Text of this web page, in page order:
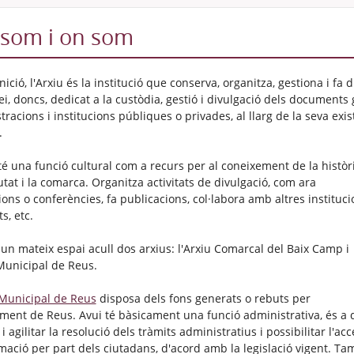
i on som
l'Arxiu és la institució que conserva, organitza, gestiona i fa
doncs, dedicat a la custòdia, gestió i divulgació dels
i institucions públiques o privades, al llarg de la seva
una funció cultural com a recurs per al coneixement de la
i la comarca. Organitza activitats de divulgació, com ara
o conferències, fa publicacions, col·labora amb altres
etc.
un mateix espai acull dos arxius: l'Arxiu Comarcal del Baix Camp i
de Reus.
de Reus disposa dels fons generats o rebuts per
de Reus. Avui té bàsicament una funció administrativa, és a
agilitar la resolució dels tràmits administratius i possibilitar
per part dels ciutadans, d'acord amb la legislació vigent.